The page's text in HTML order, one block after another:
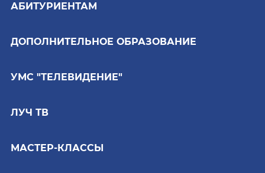
АБИТУРИЕНТАМ
ДОПОЛНИТЕЛЬНОЕ ОБРАЗОВАНИЕ
УМС "ТЕЛЕВИДЕНИЕ"
ЛУЧ ТВ
МАСТЕР-КЛАССЫ